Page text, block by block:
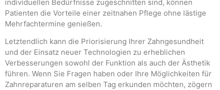
individuellen Bedürfnisse zugeschnitten sind, können
Patienten die Vorteile einer zeitnahen Pflege ohne lästige
Mehrfachtermine genießen.
Letztendlich kann die Priorisierung Ihrer Zahngesundheit
und der Einsatz neuer Technologien zu erheblichen
Verbesserungen sowohl der Funktion als auch der Ästhetik
führen. Wenn Sie Fragen haben oder Ihre Möglichkeiten für
Zahnreparaturen am selben Tag erkunden möchten, zögern